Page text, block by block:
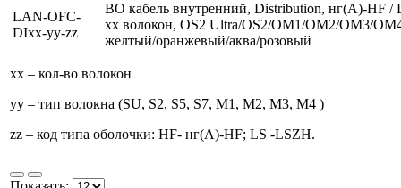
LAN-OFC-
DIxx-yy-zz
ВО кабель внутренний, Distribution, нг(А)-HF /
хх волокон, OS2 Ultra/OS2/OM1/OM2/OM3/
желтый/оранжевый/аква/розовый
xx – кол-во волокон
yy – тип волокна (SU, S2, S5, S7, M1, M2, M3, M4 )
zz – код типа оболочки: HF- нг(А)-HF; LS -LSZH.